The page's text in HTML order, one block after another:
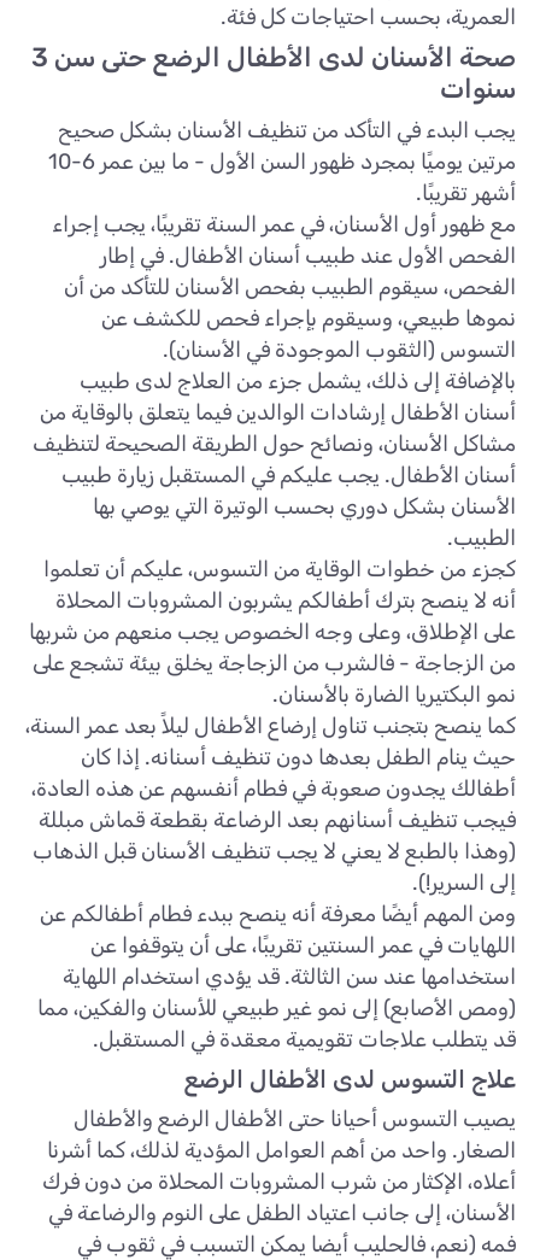
العمرية، بحسب احتياجات كل فئة.
صحة الأسنان لدى الأطفال الرضع حتى سن 3
سنوات
يجب البدء في التأكد من تنظيف الأسنان بشكل صحيح
مرتين يوميًا بمجرد ظهور السن الأول - ما بين عمر 6-10
أشهر تقريبًا.
مع ظهور أول الأسنان، في عمر السنة تقريبًا، يجب إجراء
الفحص الأول عند طبيب أسنان الأطفال. في إطار
الفحص، سيقوم الطبيب بفحص الأسنان للتأكد من أن
نموها طبيعي، وسيقوم بإجراء فحص للكشف عن
التسوس (الثقوب الموجودة في الأسنان).
بالإضافة إلى ذلك، يشمل جزء من العلاج لدى طبيب
أسنان الأطفال إرشادات الوالدين فيما يتعلق بالوقاية من
مشاكل الأسنان، ونصائح حول الطريقة الصحيحة لتنظيف
أسنان الأطفال. يجب عليكم في المستقبل زيارة طبيب
الأسنان بشكل دوري بحسب الوتيرة التي يوصي بها
الطبيب.
كجزء من خطوات الوقاية من التسوس، عليكم أن تعلموا
أنه لا ينصح بترك أطفالكم يشربون المشروبات المحلاة
على الإطلاق، وعلى وجه الخصوص يجب منعهم من شربها
من الزجاجة - فالشرب من الزجاجة يخلق بيئة تشجع على
نمو البكتيريا الضارة بالأسنان.
كما ينصح بتجنب تناول إرضاع الأطفال ليلاً بعد عمر السنة،
حيث ينام الطفل بعدها دون تنظيف أسنانه. إذا كان
أطفالك يجدون صعوبة في فطام أنفسهم عن هذه العادة،
فيجب تنظيف أسنانهم بعد الرضاعة بقطعة قماش مبللة
(وهذا بالطبع لا يعني لا يجب تنظيف الأسنان قبل الذهاب
إلى السرير!).
ومن المهم أيضًا معرفة أنه ينصح ببدء فطام أطفالكم عن
اللهايات في عمر السنتين تقريبًا، على أن يتوقفوا عن
استخدامها عند سن الثالثة. قد يؤدي استخدام اللهاية
(ومص الأصابع) إلى نمو غير طبيعي للأسنان والفكين، مما
قد يتطلب علاجات تقويمية معقدة في المستقبل.
علاج التسوس لدى الأطفال الرضع
يصيب التسوس أحيانا حتى الأطفال الرضع والأطفال
الصغار. واحد من أهم العوامل المؤدية لذلك، كما أشرنا
أعلاه، الإكثار من شرب المشروبات المحلاة من دون فرك
الأسنان، إلى جانب اعتياد الطفل على النوم والرضاعة في
فمه (نعم، فالحليب أيضا يمكن التسبب في ثقوب في